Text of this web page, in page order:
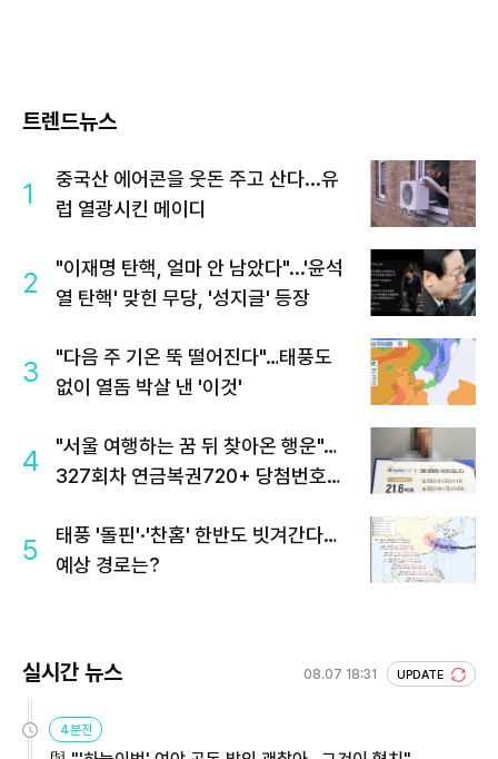
트렌드뉴스
1
중국산 에어콘을 웃돈 주고 산다...유
럽 열광시킨 메이디
2
"이재명 탄핵, 얼마 안 남았다"...'윤석
열 탄핵' 맞힌 무당, '성지글' 등장
3
"다음 주 기온 뚝 떨어진다"…태풍도
없이 열돔 박살 낸 '이것'
4
"서울 여행하는 꿈 뒤 찾아온 행운"…
327회차 연금복권720+ 당첨번호조
5
태풍 '돌핀'·'찬홈' 한반도 빗겨간다…
예상 경로는?
실시간 뉴스 08.07 18:31 UPDATE
4분전